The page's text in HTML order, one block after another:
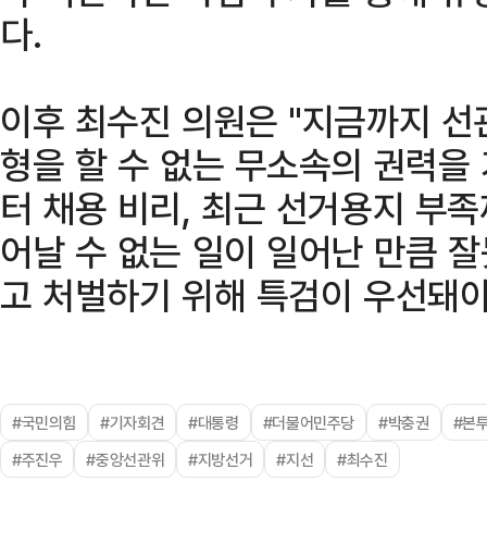
다.
이후 최수진 의원은 "지금까지
형을 할 수 없는 무소속의 권력
터 채용 비리, 최근 선거용지 부
어날 수 없는 일이 일어난 만큼
고 처벌하기 위해 특검이 우선돼
#국민의힘 #기자회견 #대통령 #더불어민주당 #박충권
#본
#주진우
#중앙선관위 #지방선거 #지선 #최수진